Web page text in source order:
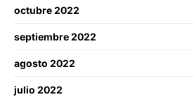
octubre 2022
septiembre 2022
agosto 2022
julio 2022